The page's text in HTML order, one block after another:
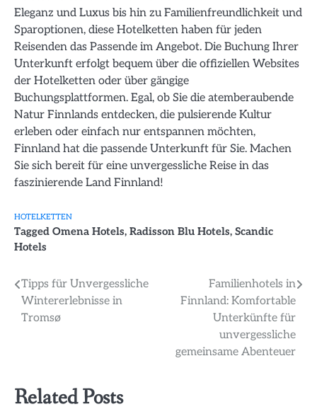
Eleganz und Luxus bis hin zu Familienfreundlichkeit und
Sparoptionen, diese Hotelketten haben für jeden
Reisenden das Passende im Angebot. Die Buchung Ihrer
Unterkunft erfolgt bequem über die offiziellen Websites
der Hotelketten oder über gängige
Buchungsplattformen. Egal, ob Sie die atemberaubende
Natur Finnlands entdecken, die pulsierende Kultur
erleben oder einfach nur entspannen möchten,
Finnland hat die passende Unterkunft für Sie. Machen
Sie sich bereit für eine unvergessliche Reise in das
faszinierende Land Finnland!
HOTELKETTEN
Tagged Omena Hotels, Radisson Blu Hotels, Scandic
Hotels
Beitragsnavigation
Tipps für Unvergessliche
Wintererlebnisse in
Tromsø
Familienhotels in
Finnland: Komfortable
Unterkünfte für
unvergessliche
gemeinsame Abenteuer
Related Posts